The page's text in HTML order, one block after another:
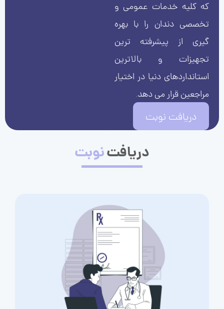
که کلیه خدمات عمومی و
تخصصی دندان را با بهره
گیری از پیشرفته ترین
تجهیزات و بالاترین
استانداردهای دنیا در اختیار
مراجعین قرار می دهد.
دریافت نوبت
دریافتنوبت